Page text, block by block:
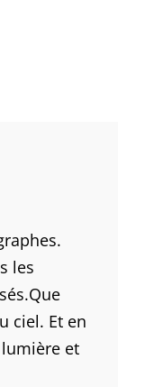
les
ciel. Et en
et